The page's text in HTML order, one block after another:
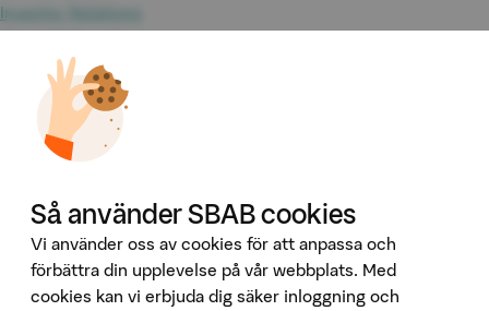
Investor Relations
Tillgänglighet
Våra tjänster
Booli Pro
Developer Portal
Ladda ner vår app
App Store
Så använder SBAB cookies
Vi använder oss av cookies för att anpassa och
förbättra din upplevelse på vår webbplats. Med
cookies kan vi erbjuda dig säker inloggning och